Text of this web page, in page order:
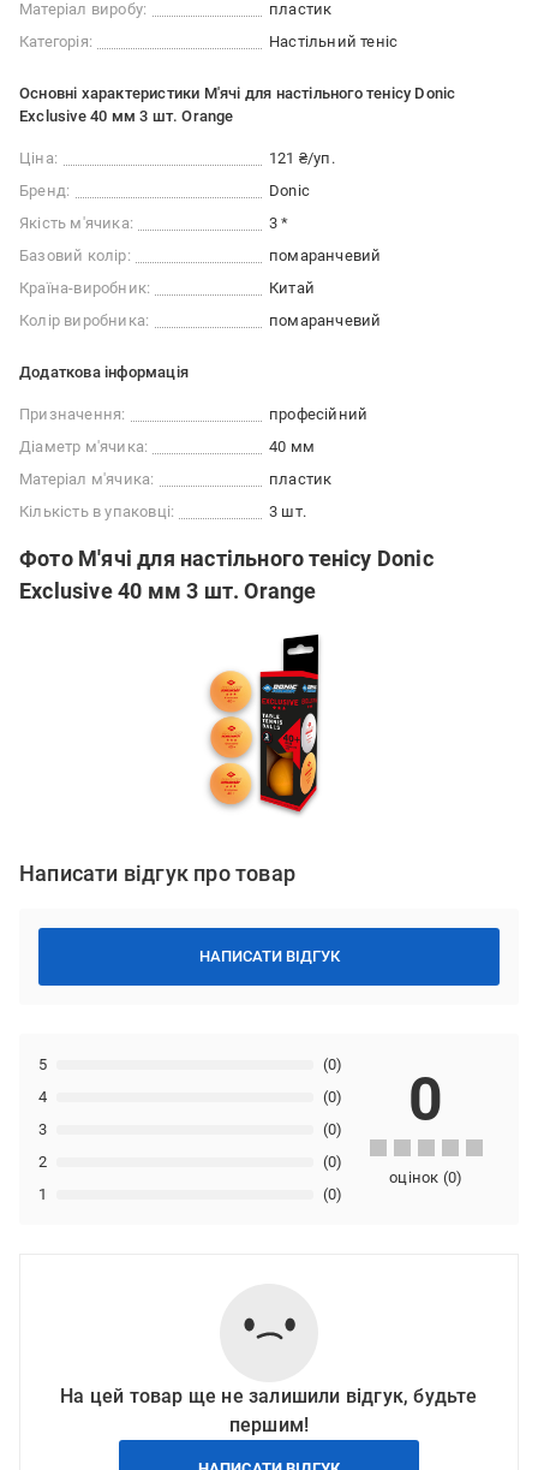
Матеріал виробу:
пластик
Категорія:
Настільний теніс
Основні характеристики М'ячі для настільного тенісу Donic
Exclusive 40 мм 3 шт. Orange
Ціна:
121 ₴/уп.
Бренд:
Donic
Якість м'ячика:
3 *
Базовий колір:
помаранчевий
Країна-виробник:
Китай
Колір виробника:
помаранчевий
Додаткова інформація
Призначення:
професійний
Діаметр м'ячика:
40 мм
Матеріал м'ячика:
пластик
Кількість в упаковці:
3 шт.
Фото М'ячі для настільного тенісу Donic
Exclusive 40 мм 3 шт. Orange
Написати відгук про товар
НАПИСАТИ ВІДГУК
1 (0)
2 (0)
3 (0)
4 (0)
5 (0)
0
оцінок (0)
На цей товар ще не залишили відгук, будьте
першим!